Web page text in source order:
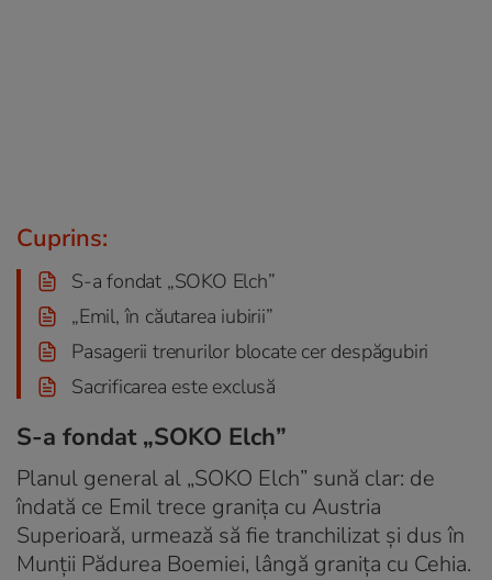
Cuprins:
S-a fondat „SOKO Elch”
„Emil, în căutarea iubirii”
Pasagerii trenurilor blocate cer despăgubiri
Sacrificarea este exclusă
S-a fondat „SOKO Elch”
Planul general al „SOKO Elch” sună clar: de
îndată ce Emil trece granița cu Austria
Superioară, urmează să fie tranchilizat și dus în
Munții Pădurea Boemiei, lângă granița cu Cehia.